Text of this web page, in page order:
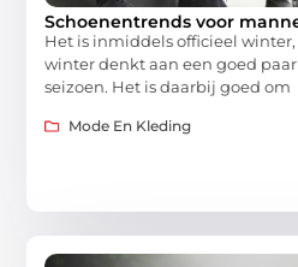
Schoenentrends voor
Het is inmiddels officieel
winter denkt aan een goed
seizoen. Het is daarbij goed om
Mode En Kleding